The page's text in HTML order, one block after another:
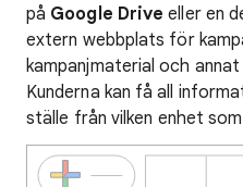
på Google Drive eller en
extern webbplats för
kampanjmaterial och
Kunderna kan få all
ställe från vilken enhet